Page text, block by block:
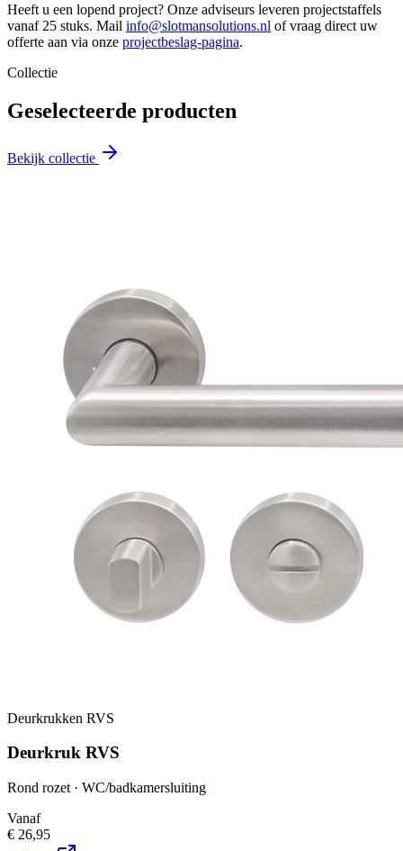
Heeft u een lopend project? Onze adviseurs leveren projectstaffels
vanaf 25 stuks. Mail info@slotmansolutions.nl of vraag direct uw
offerte aan via onze projectbeslag-pagina.
Collectie
Geselecteerde producten
Bekijk collectie
Deurkrukken RVS
Deurkruk RVS
Rond rozet · WC/badkamersluiting
Vanaf
€ 26,95